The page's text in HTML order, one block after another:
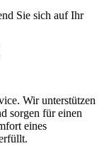
Sie sich auf Ihr
Wir unterstützen
sorgen für einen
eines